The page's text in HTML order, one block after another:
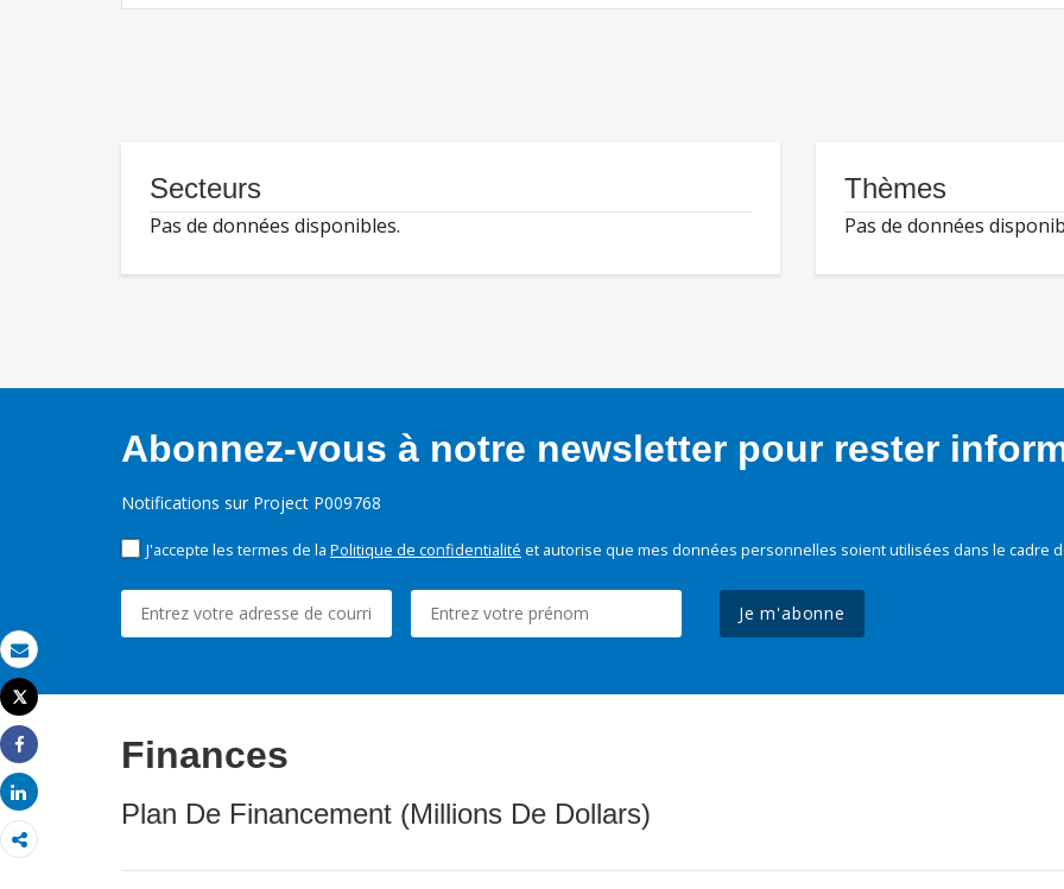
Email
Imprimer
Tweet
Share
Share
Secteurs
Pas de données disponibles.
Thèmes
Pas de données
Abonnez-vous à notre newsletter pour rester
Notifications sur Project P009768
J'accepte les termes de la Politique de confidentialité et autorise que mes données personnelles soient utilisées dans le cadre
Je m'abonne
Finances
Plan De Financement (Millions De Dollars)